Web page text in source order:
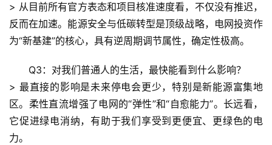
> 从目前所有官方表态和项目核准速度看， 不仅没有推迟，
反而在加速。能源安全与低碳转型是顶级战略，电网投资作
为“新基建”的核心，具有逆周期调节属性，确定性极高。
Q3：对我们普通人的生活，最快能看到什么影响？
> 最直接的影响是未来停电会更少，特别是新能源富集地
区。柔性直流增强了电网的“弹性”和“自愈能力”。长远看，
它促进绿电消纳，有助于我们享受到更便宜、更绿色的电
力。